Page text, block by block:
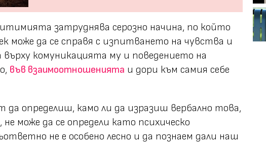
затруднява серозно начина, по който
може да се справя с изпитването на чувства и
върху комуникацията му и поведението на
във взаимоотношенията и дори към самия себе
да определиш, камо ли да изразиш вербално това,
може да се определи като психическо
не е особено лесно и да познаем дали наш